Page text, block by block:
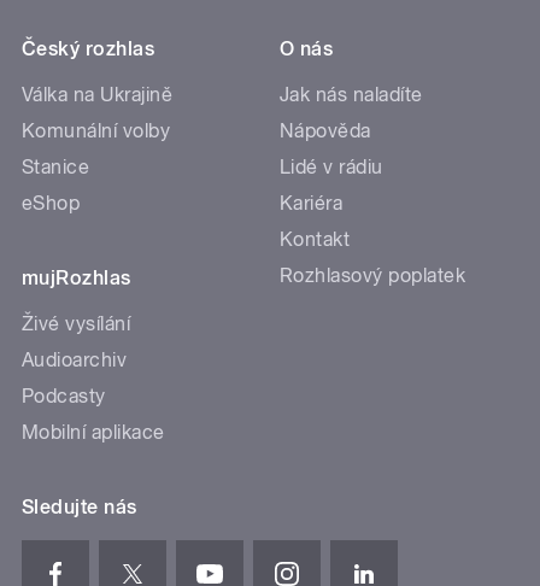
Český rozhlas
Válka na Ukrajině
Komunální volby
Stanice
eShop
mujRozhlas
Živé vysílání
Audioarchiv
Podcasty
Mobilní aplikace
O nás
Jak nás naladíte
Nápověda
Lidé v rádiu
Kariéra
Kontakt
Rozhlasový poplatek
Sledujte nás